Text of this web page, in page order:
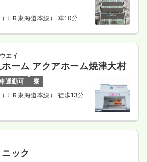
与3.5ヶ月
休憩60分）
務未経験可
ブランク可
詳細を見る
与3.5ヶ月
ＪＲ東海道本線） 車10分
エイ
ーム アクアホーム焼津大村
通勤可
寮
ＪＲ東海道本線） 徒歩13分
ック